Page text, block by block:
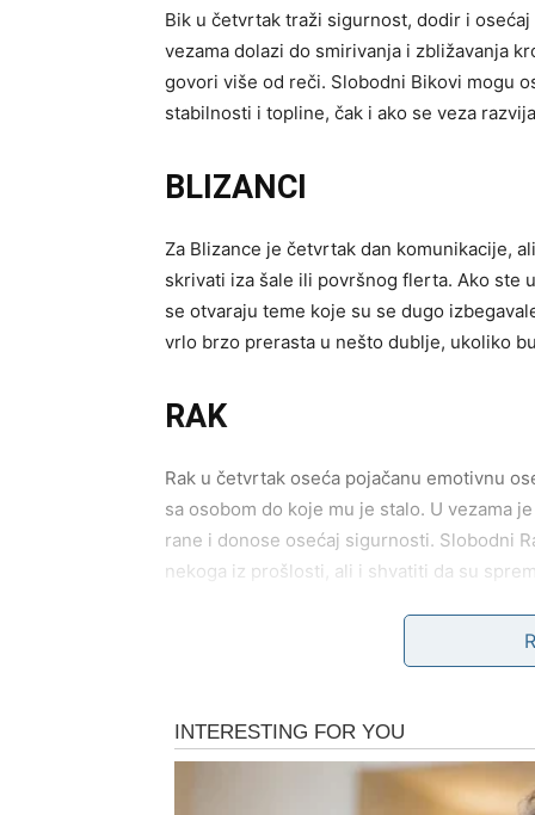
Bik u četvrtak traži sigurnost, dodir i
vezama dolazi do smirivanja i zbližavanja
govori više od reči. Slobodni Bikovi mogu
stabilnosti i topline, čak i ako se veza
BLIZANCI
Za Blizance je četvrtak dan komunikacije,
skrivati iza šale ili površnog flerta. Ako ste
se otvaraju teme koje su se dugo
vrlo brzo prerasta u nešto dublje, ukoliko
RAK
Rak u četvrtak oseća pojačanu emotivnu
sa osobom do koje mu je stalo. U vezama
rane i donose osećaj sigurnosti. Slobodni
nekoga iz prošlosti, ali i shvatiti da su
i pokaže ranjivost. Ako ste u vezi, moguć
Slobodni Lavovi mogu privući osobu koja